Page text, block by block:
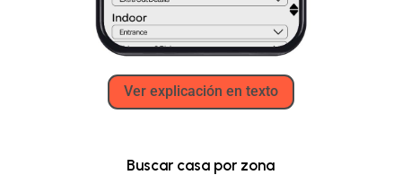
Ver explicación en texto
Buscar casa por zona